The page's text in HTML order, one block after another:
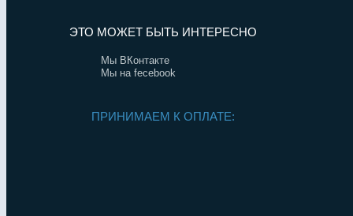
ЭТО МОЖЕТ БЫТЬ ИНТЕРЕСНО
Мы ВКонтакте
Мы на fecebook
ПРИНИМАЕМ К ОПЛАТЕ: